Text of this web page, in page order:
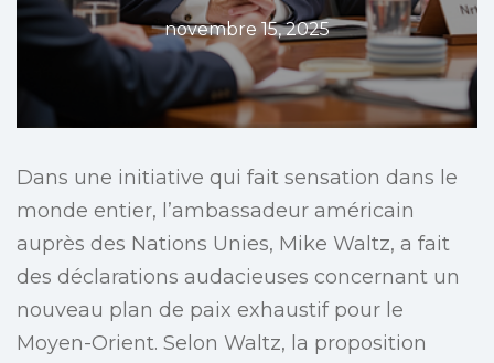
novembre 15, 2025
Dans une initiative qui fait sensation dans le
monde entier, l’ambassadeur américain
auprès des Nations Unies, Mike Waltz, a fait
des déclarations audacieuses concernant un
nouveau plan de paix exhaustif pour le
Moyen-Orient. Selon Waltz, la proposition